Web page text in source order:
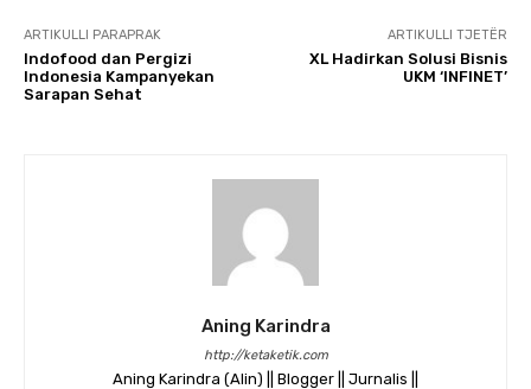
ARTIKULLI PARAPRAK
Indofood dan Pergizi
Indonesia Kampanyekan
Sarapan Sehat
ARTIKULLI TJETËR
XL Hadirkan Solusi Bisnis
UKM ‘INFINET’
Aning Karindra
http://ketaketik.com
Aning Karindra (Alin) || Blogger || Jurnalis ||